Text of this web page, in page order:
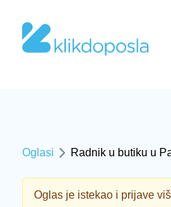
Oglasi Radnik u butiku u
Oglas je istekao i prijave